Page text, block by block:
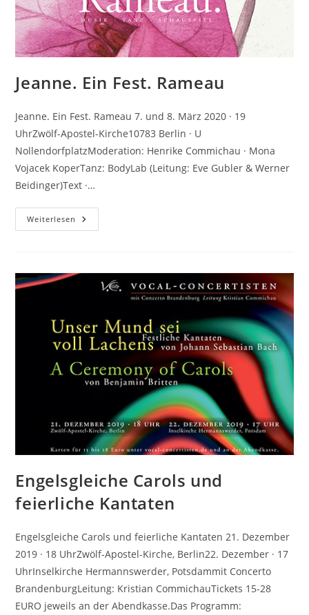
Jeanne. Ein Fest. Rameau
Jeanne. Ein Fest. Rameau 7. und 8. März 2020 · 19
UhrZwölf-Apostel-Kirche10783 Berlin · U
NollendorfplatzModeration: Henrike Commichau · Mona
Vojacek KoperTanz: BodyLab (Leitung: Eve Gubler & Werner
Beidinger)Text ·…
Weiterlesen Jeanne.
Ein
Engelsgleiche Carols und
feierliche Kantaten
Engelsgleiche Carols und feierliche Kantaten 21. Dezember
2019 · 18 UhrZwölf-Apostel-Kirche, Berlin22. Dezember · 17
UhrInselkirche Hermannswerder, Potsdammit Concerto
BrandenburgLeitung: Kristian CommichauTickets 15-28
EURO jeweils an der Abendkasse.Das Programm: